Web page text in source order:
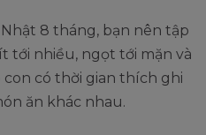
8 tháng, bạn nên tập
tới nhiều, ngọt tới mặn và
con có thời gian thích ghi
ăn khác nhau.